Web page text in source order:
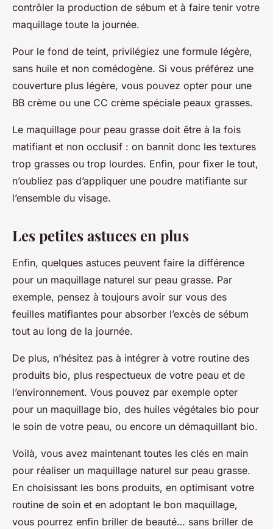
contrôler la production de sébum et à faire tenir votre
maquillage toute la journée.
Pour le fond de teint, privilégiez une formule légère,
sans huile et non comédogène. Si vous préférez une
couverture plus légère, vous pouvez opter pour une
BB crème ou une CC crème spéciale peaux grasses.
Le maquillage pour peau grasse doit être à la fois
matifiant et non occlusif : on bannit donc les textures
trop grasses ou trop lourdes. Enfin, pour fixer le tout,
n’oubliez pas d’appliquer une poudre matifiante sur
l’ensemble du visage.
Les petites astuces en plus
Enfin, quelques astuces peuvent faire la différence
pour un maquillage naturel sur peau grasse. Par
exemple, pensez à toujours avoir sur vous des
feuilles matifiantes pour absorber l’excès de sébum
tout au long de la journée.
De plus, n’hésitez pas à intégrer à votre routine des
produits bio, plus respectueux de votre peau et de
l’environnement. Vous pouvez par exemple opter
pour un maquillage bio, des huiles végétales bio pour
le soin de votre peau, ou encore un démaquillant bio.
Voilà, vous avez maintenant toutes les clés en main
pour réaliser un maquillage naturel sur peau grasse.
En choisissant les bons produits, en optimisant votre
routine de soin et en adoptant le bon maquillage,
vous pourrez enfin briller de beauté… sans briller de